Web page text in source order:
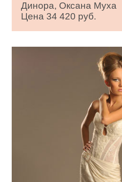
Динора, Оксана Муха
Цена 34 420 руб.